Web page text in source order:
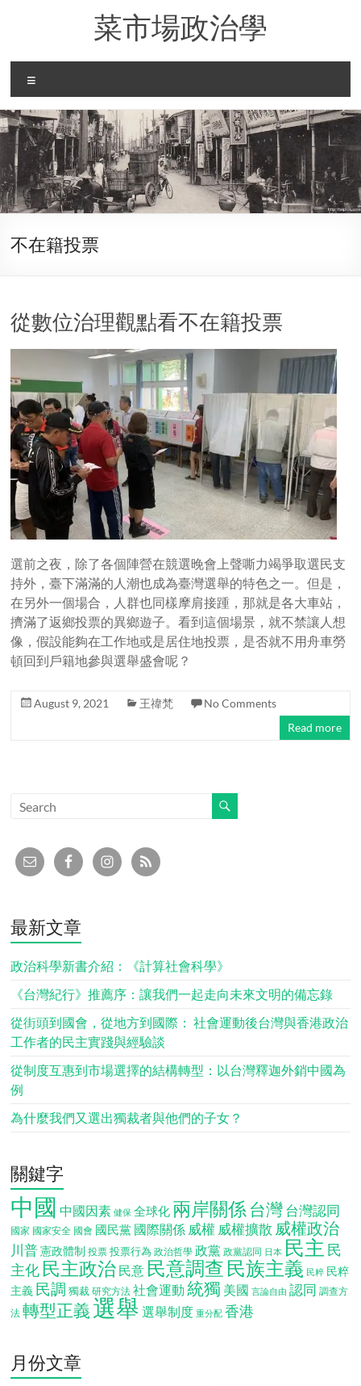
菜市場政治學
不在籍投票
從數位治理觀點看不在籍投票
選前之夜，除了各個陣營在競選晚會上聲嘶力竭爭取選民支
持外，臺下滿滿的人潮也成為臺灣選舉的特色之一。但是，
在另外一個場合，人群也同樣摩肩接踵，那就是各大車站，
擠滿了返鄉投票的異鄉遊子。看到這個場景，就不禁讓人想
像，假設能夠在工作地或是居住地投票，是否就不用舟車勞
頓回到戶籍地參與選舉盛會呢？
August 9, 2021 王禕梵
No Comments
Read more
最新文章
政治科學新書介紹：《計算社會科學》
《台灣紀行》推薦序：讓我們一起走向未來文明的備忘錄
從街頭到國會，從地方到國際： 社會運動後台灣與香港政治
工作者的民主實踐與經驗談
從制度互惠到市場選擇的結構轉型：以台灣釋迦外銷中國為
例
為什麼我們又選出獨裁者與他們的子女？
關鍵字
中國 中國因素 健保 全球化 兩岸關係 台灣台灣認同
國家 國家安全 國會 國民黨 國際關係 威權 威權擴散 威權政治
川普 憲政體制 投票 投票行為 政治哲學 政黨 政黨認同 日本 民主 民
主化 民主政治 民意 民意調查 民族主義 民粹 民粹
主義 民調 獨裁 研究方法 社會運動 統獨 美國 言論自由 認同 調查方
法 轉型正義 選舉 選舉制度 重分配 香港
月份文章